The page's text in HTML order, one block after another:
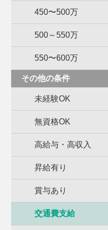
450〜500万
500～550万
550〜600万
その他の条件
未経験OK
無資格OK
高給与・高収入
昇給有り
賞与あり
交通費支給